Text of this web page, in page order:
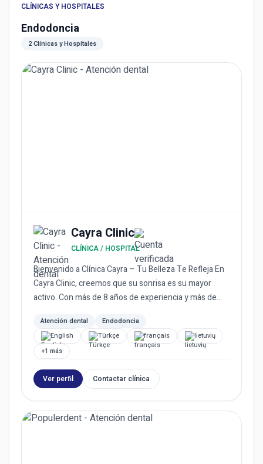
CLÍNICAS Y HOSPITALES
Endodoncia
2 Clínicas y Hospitales
Cayra Clinic
CLÍNICA / HOSPITAL
Bienvenido a Clínica Cayra – Tu Belleza Te Refleja En
Cayra Clinic, creemos que su sonrisa es su mayor
activo. Con más de 8 años de experiencia y más de
Atención dental
Endodoncia
English
Türkçe français
lietuvių
+1 más
Ver perfil Contactar clínica